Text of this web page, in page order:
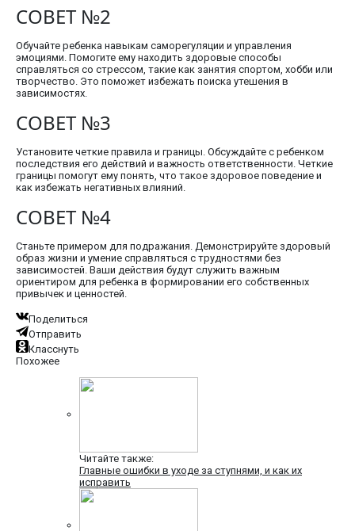
СОВЕТ №2
Обучайте ребенка навыкам саморегуляции и управления
эмоциями. Помогите ему находить здоровые способы
справляться со стрессом, такие как занятия спортом, хобби или
творчество. Это поможет избежать поиска утешения в
зависимостях.
СОВЕТ №3
Установите четкие правила и границы. Обсуждайте с ребенком
последствия его действий и важность ответственности. Четкие
границы помогут ему понять, что такое здоровое поведение и
как избежать негативных влияний.
СОВЕТ №4
Станьте примером для подражания. Демонстрируйте здоровый
образ жизни и умение справляться с трудностями без
зависимостей. Ваши действия будут служить важным
ориентиром для ребенка в формировании его собственных
привычек и ценностей.
Поделиться
Отправить
Класснуть
Похожее
Читайте также:
Главные ошибки в уходе за ступнями, и как их
исправить